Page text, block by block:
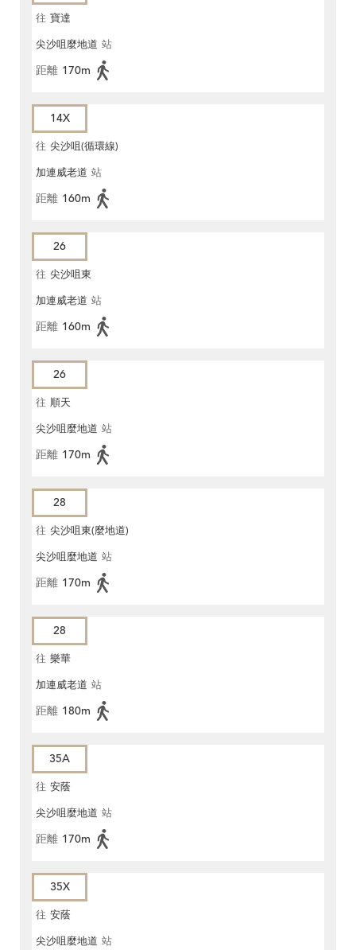
往 寶達
尖沙咀麼地道 站
距離 170m
14X
往 尖沙咀(循環線)
加連威老道 站
距離 160m
26
往 尖沙咀東
加連威老道 站
距離 160m
26
往 順天
尖沙咀麼地道 站
距離 170m
28
往 尖沙咀東(麼地道)
尖沙咀麼地道 站
距離 170m
28
往 樂華
加連威老道 站
距離 180m
35A
往 安蔭
尖沙咀麼地道 站
距離 170m
35X
往 安蔭
尖沙咀麼地道 站